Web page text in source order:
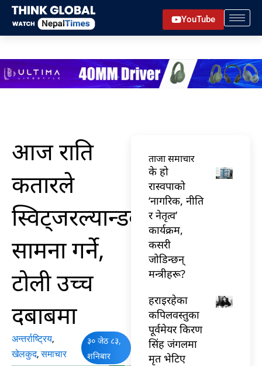
Skip
content
YouTube
आज राति
कतारले
स्विट्जरल्यान्डको
सामना गर्ने,
टोली उच्च
दबाबमा
अन्तर्राष्ट्रिय,
खेलकुद,समाचार
३० जेठ ८३,
शनिबार
ताजा समाचार
के हो
रास्वपाको
‘नागरिक, नीति
र नेतृत्व’
कार्यक्रम,
कसरी
जोडिन्छन्
मन्त्रीहरू?
हराइरहेका
कपिलवस्तुका
पूर्वमेयर किरण
सिंह जंगलमा
मृत भेटिए